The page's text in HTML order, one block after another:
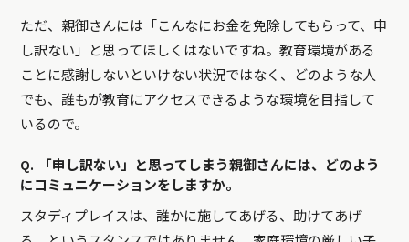
ただ、親御さんには「こんなにお金を免除してもらって、申
し訳ない」と思ってほしくはないですね。教育環境がある
ことに感謝しないといけない状況ではなく、どのような人
でも、誰もが教育にアクセスできるような環境を目指して
いるので。
Q. 「申し訳ない」と思ってしまう親御さんには、どのよう
にコミュニケーションをしますか。
スタディプレイスは、誰かに施してあげる、助けてあげ